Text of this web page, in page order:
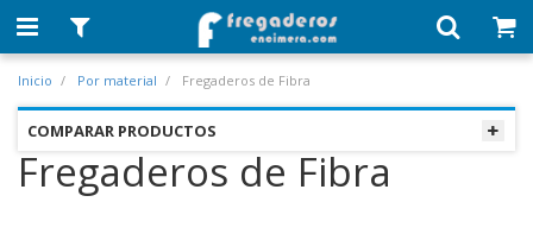
Inicio Por material Fregaderos de Fibra
COMPARAR PRODUCTOS
Fregaderos de Fibra